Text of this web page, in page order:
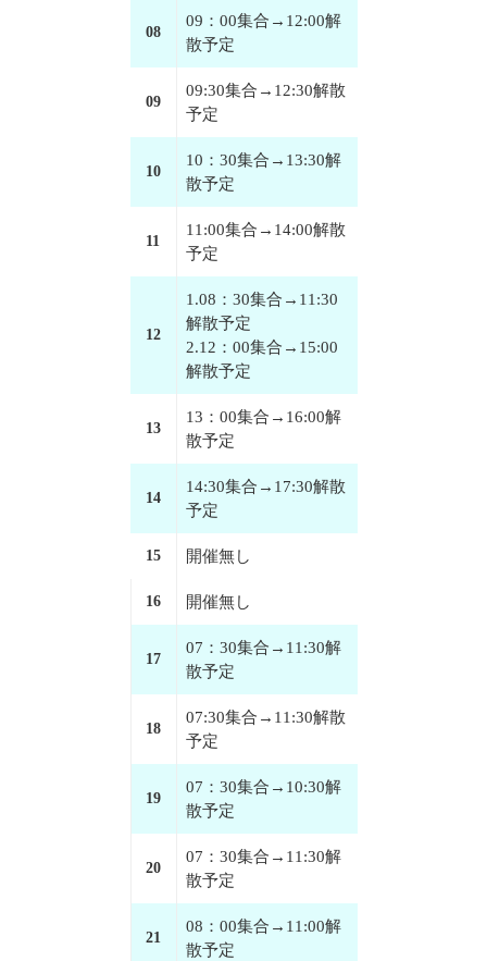
08
09：00集合→12:00解
散予定
09
09:30集合→12:30解散
予定
10
10：30集合→13:30解
散予定
11
11:00集合→14:00解散
予定
12
1.08：30集合→11:30
解散予定
2.12：00集合→15:00
解散予定
13
13：00集合→16:00解
散予定
14
14:30集合→17:30解散
予定
15 開催無し
16 開催無し
17
07：30集合→11:30解
散予定
18
07:30集合→11:30解散
予定
19
07：30集合→10:30解
散予定
20
07：30集合→11:30解
散予定
21
08：00集合→11:00解
散予定